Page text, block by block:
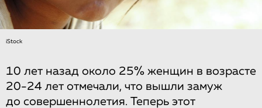
iStock
10 лет назад около 25% женщин в возрасте
20-24 лет отмечали, что вышли замуж
до совершеннолетия. Теперь этот